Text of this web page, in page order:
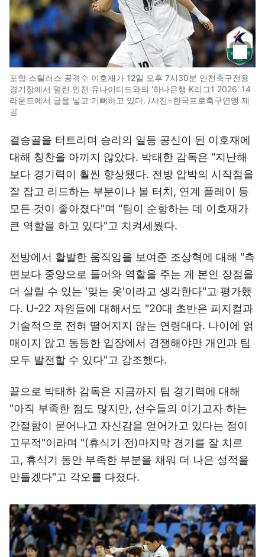
포항 스틸러스 공격수 이호재가 12일 오후 7시30분 인천축구전용
경기장에서 열린 인천 유나이티드와의 '하나은행 K리그1 2026' 14
라운드에서 골을 넣고 기뻐하고 있다. /사진=한국프로축구연맹 제
공
결승골을 터트리며 승리의 일등 공신이 된 이호재에
대해 칭찬을 아끼지 않았다. 박태한 감독은 "지난해
보다 경기력이 훨씬 향상됐다. 전방 압박의 시작점을
잘 잡고 리드하는 부분이나 볼 터치, 연계 플레이 등
모든 것이 좋아졌다"며 "팀이 순항하는 데 이호재가
큰 역할을 하고 있다"고 치켜세웠다.
전방에서 활발한 움직임을 보여준 조상혁에 대해 "측
면보다 중앙으로 들어와 역할을 주는 게 본인 장점을
더 살릴 수 있는 '맞는 옷'이라고 생각한다"고 평가했
다. U-22 자원들에 대해서도 "20대 초반은 피지컬과
기술적으로 전혀 떨어지지 않는 연령대다. 나이에 얽
매이지 않고 동등한 입장에서 경쟁해야만 개인과 팀
모두 발전할 수 있다"고 강조했다.
끝으로 박태하 감독은 지금까지 팀 경기력에 대해
"아직 부족한 점도 많지만, 선수들의 이기고자 하는
간절함이 묻어나고 자신감을 얻어가고 있다는 점이
고무적"이라며 "(휴식기 전)마지막 경기를 잘 치르
고, 휴식기 동안 부족한 부분을 채워 더 나은 성적을
만들겠다"고 각오를 다졌다.